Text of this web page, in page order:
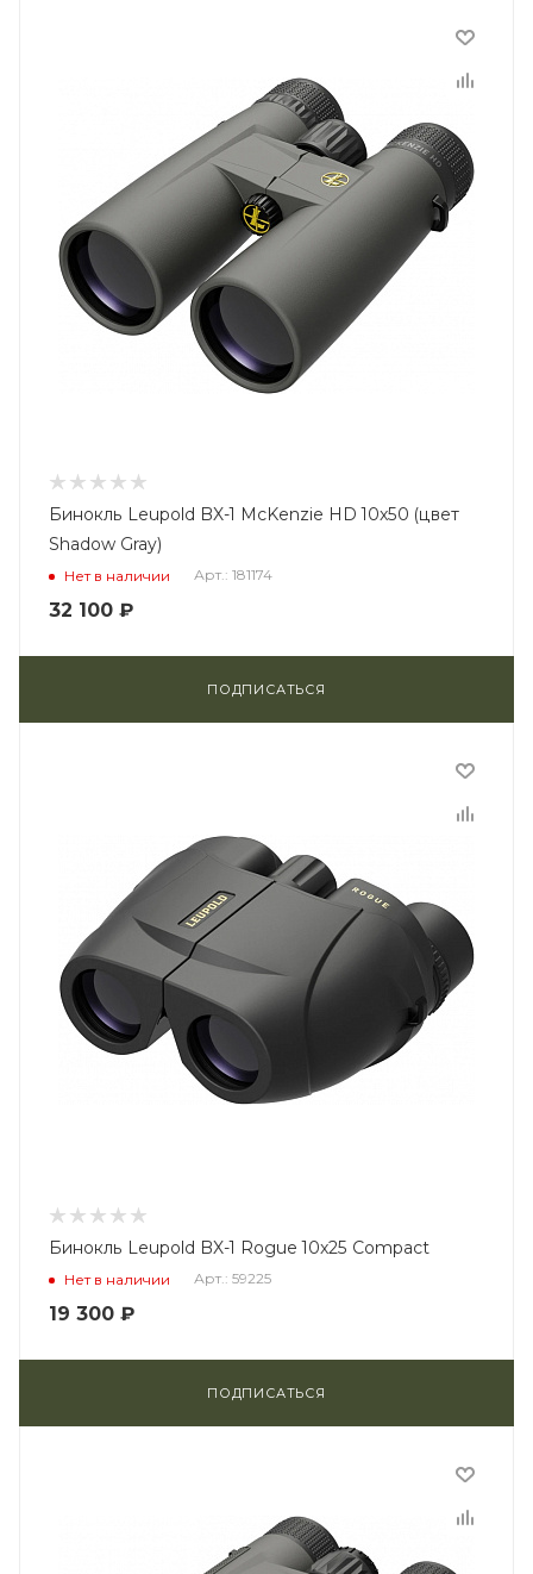
Бинокль Leupold BX-1 McKenzie HD 10x50 (цвет
Shadow Gray)
Нет в наличии Арт.: 181174
32 100 ₽
ПОДПИСАТЬСЯ
Бинокль Leupold BX-1 Rogue 10x25 Compact
Нет в наличии Арт.: 59225
19 300 ₽
ПОДПИСАТЬСЯ